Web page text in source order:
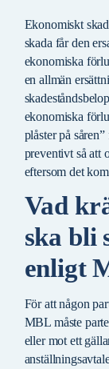
Ekonomiskt
skada får den
ekonomiska
en allmän
ekonomiska
plåster på
preventivt så att
eftersom det
Vad
ska bli
enligt
För att någon
MBL måste
eller mot ett